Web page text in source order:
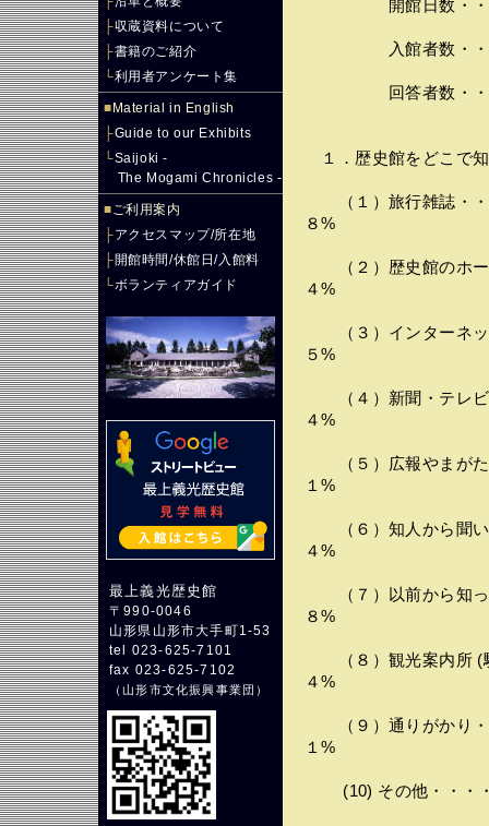
├収蔵資料について
├書籍のご紹介
└利用者アンケート集
■ Material in English
├Guide to our Exhibits
└Saijoki -
The Mogami Chronicles -
■ご利用案内
├アクセスマップ/所在地
├開館時間/休館日/入館料
└ボランティアガイド
最上義光歴史館
〒990-0046
山形県山形市大手町1-53
tel 023-625-7101
fax 023-625-7102
（山形市文化振興事業団 ）
開館日数・・・・
入館者数・・・・
回答者数・・・
１．歴史館をどこで
（１）旅行雑誌・・
８%
（２）歴史館のホー
４%
（３）インターネッ
５%
（４）新聞・テレビ
４%
（５）広報やまがた
１%
（６）知人から聞い
４%
（７）以前から知っ
８%
（８）観光案内所 (
４%
（９）通りがかり・
１%
(10) その他・・・・